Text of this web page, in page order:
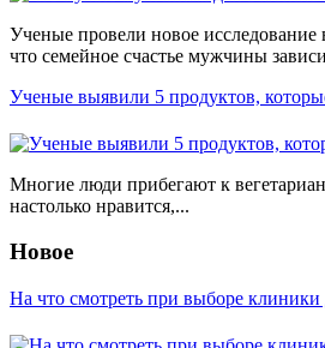
Ученые провели новое исследование
что семейное счастье мужчины
Ученые выявили 5 продуктов,
Многие люди прибегают к
настолько нравится,...
Новое
На что смотреть при выборе